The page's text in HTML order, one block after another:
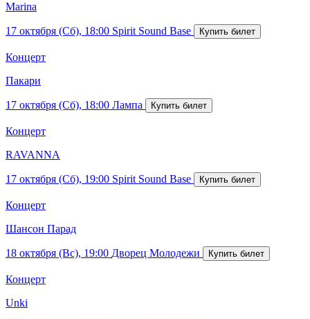
Marina
17 октября (Сб), 18:00 Spirit Sound Base
Концерт
Пакари
17 октября (Сб), 18:00 Лампа
Концерт
RAVANNA
17 октября (Сб), 19:00 Spirit Sound Base
Концерт
Шансон Парад
18 октября (Вс), 19:00 Дворец Молодежи
Концерт
Unki